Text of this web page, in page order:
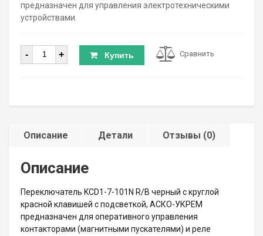
предназначен для управления электротехническими
устройствами.
Количество
- + Купить Сравнить
Описание Детали Отзывы (0)
Описание
Переключатель KCD1-7-101N R/B черный с круглой
красной клавишей с подсветкой, АСКО-УКРЕМ
предназначен для оперативного управления
контакторами (магнитными пускателями) и реле